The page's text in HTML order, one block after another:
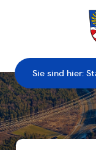
Sie sind hier: